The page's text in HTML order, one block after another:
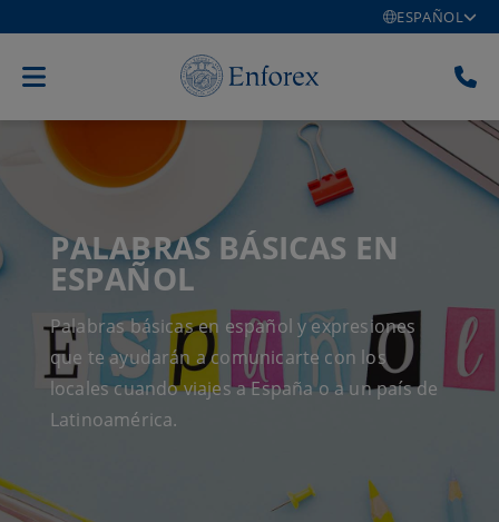
ESPAÑOL
PALABRAS BÁSICAS EN
ESPAÑOL
Palabras básicas en español y expresiones
que te ayudarán a comunicarte con los
locales cuando viajes a España o a un país de
Latinoamérica.